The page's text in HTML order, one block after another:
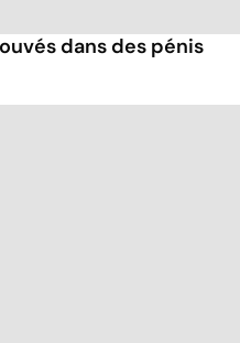
dans des pénis